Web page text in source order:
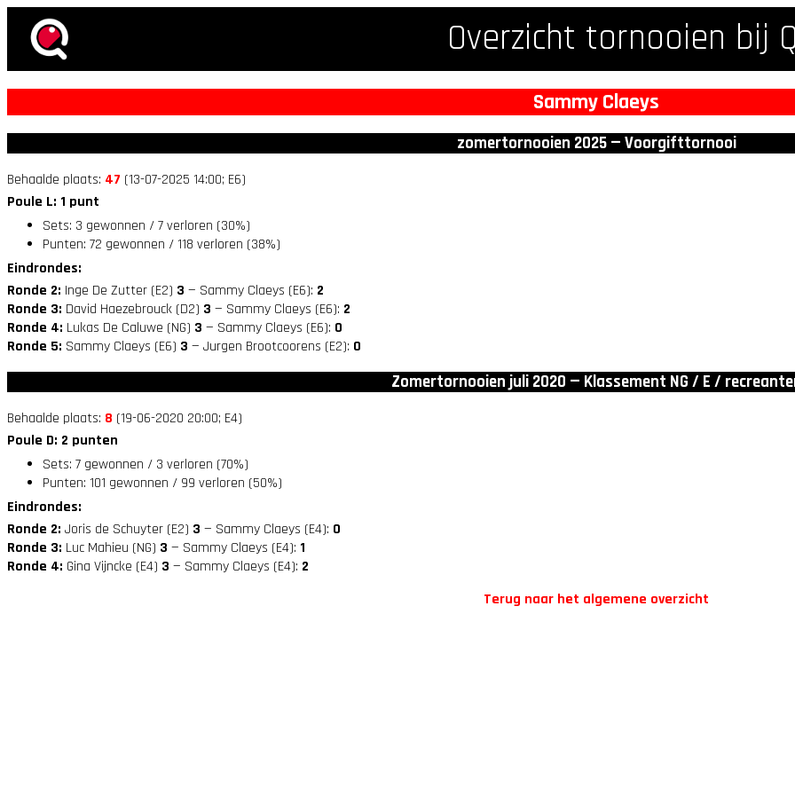
Overzicht tornooien bij
Sammy Claeys
zomertornooien 2025 — Voorgifttornooi
Behaalde plaats: 47 (13-07-2025 14:00; E6)
Poule L: 1 punt
Sets: 3 gewonnen / 7 verloren (30%)
Punten: 72 gewonnen / 118 verloren (38%)
Eindrondes:
Ronde 2: Inge De Zutter (E2) 3 — Sammy Claeys (E6): 2
Ronde 3: David Haezebrouck (D2) 3 — Sammy Claeys (E6): 2
Ronde 4: Lukas De Caluwe (NG) 3 — Sammy Claeys (E6): 0
Ronde 5: Sammy Claeys (E6) 3 — Jurgen Brootcoorens (E2): 0
Zomertornooien juli 2020 — Klassement NG / E /
Behaalde plaats: 8 (19-06-2020 20:00; E4)
Poule D: 2 punten
Sets: 7 gewonnen / 3 verloren (70%)
Punten: 101 gewonnen / 99 verloren (50%)
Eindrondes:
Ronde 2: Joris de Schuyter (E2) 3 — Sammy Claeys (E4): 0
Ronde 3: Luc Mahieu (NG) 3 — Sammy Claeys (E4): 1
Ronde 4: Gina Vijncke (E4) 3 — Sammy Claeys (E4): 2
Terug naar het algemene overzicht